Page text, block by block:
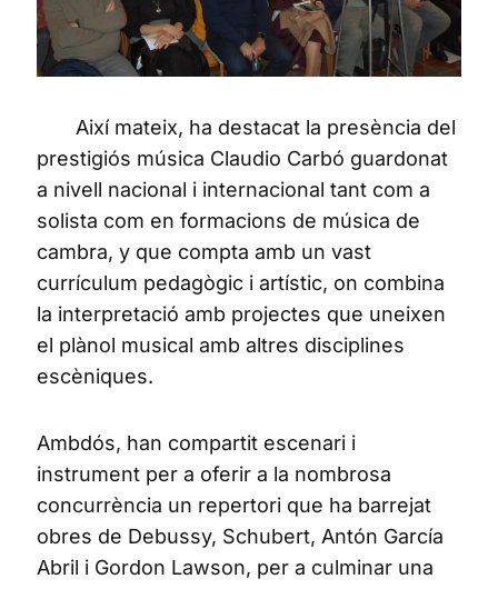
Així mateix, ha destacat la presència del
prestigiós música Claudio Carbó guardonat
a nivell nacional i internacional tant com a
solista com en formacions de música de
cambra, y que compta amb un vast
currículum pedagògic i artístic, on combina
la interpretació amb projectes que uneixen
el plànol musical amb altres disciplines
escèniques.
Ambdós, han compartit escenari i
instrument per a oferir a la nombrosa
concurrència un repertori que ha barrejat
obres de Debussy, Schubert, Antón García
Abril i Gordon Lawson, per a culminar una